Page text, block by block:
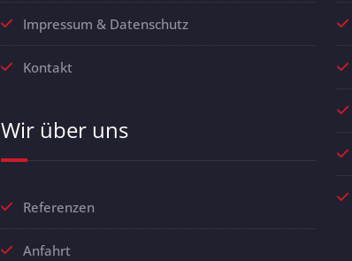
Impressum & Datenschutz
Kontakt
Wir über uns
Referenzen
Anfahrt